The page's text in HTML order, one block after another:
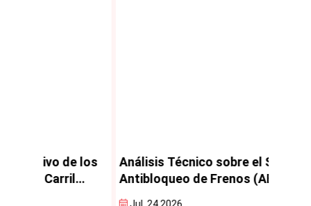
Análisis Técnico sobre el Sistema
Antibloqueo de Frenos (ABS)